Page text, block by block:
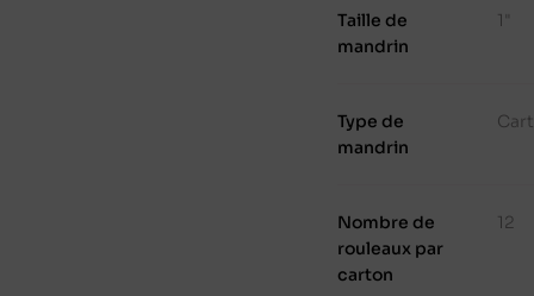
Taille de
mandrin
1"
Type de
mandrin
Nombre de
rouleaux par
carton
12